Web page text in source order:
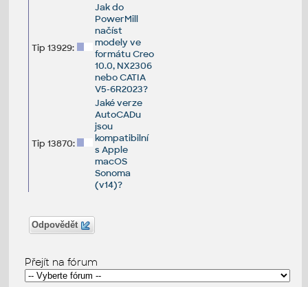
Tip 13929:
Jak do
PowerMill
načíst
modely ve
formátu Creo
10.0, NX2306
nebo CATIA
V5-6R2023?
Tip 13870:
Jaké verze
AutoCADu
jsou
kompatibilní
s Apple
macOS
Sonoma
(v14)?
Odpovědět
Přejít na fórum